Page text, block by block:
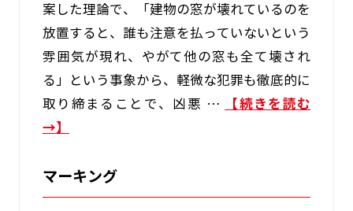
案した理論で、「建物の窓が壊れているのを
放置すると、誰も注意を払っていないという
雰囲気が現れ、やがて他の窓も全て壊され
る」という事象から、軽微な犯罪も徹底的に
取り締まることで、凶悪 …
続きを読む
→
マーキング